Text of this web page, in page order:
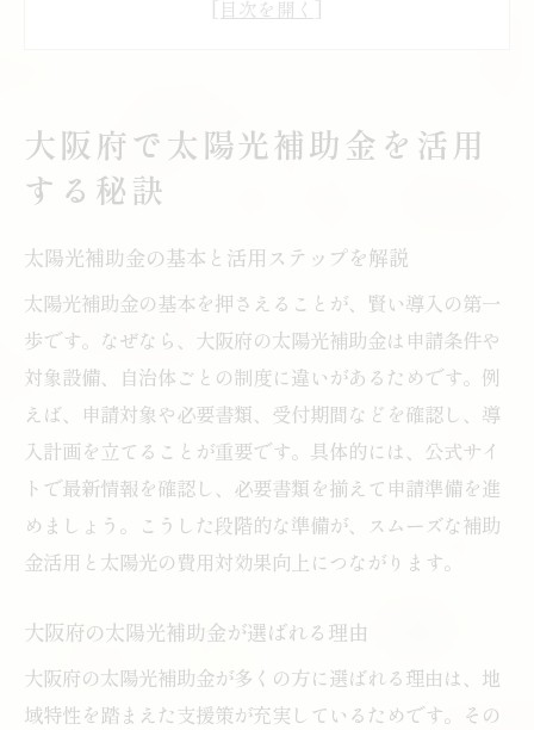
太陽光導入を考えるなら知るべき補助金情報
太陽光導入時に押さえる補助金の選択基準
大阪府の太陽光補助金の申請条件とは何か
太陽光補助金の申請手順と必要書類を整理
蓄電池補助金も活用できる最新活用法
太陽光発電と補助金の組み合わせ事例
2025年の大阪府太陽光補助金最新動向
2025年注目の太陽光補助金制度の変化点
太陽光補助金2025年の申請方法と注意点
大阪府太陽光・蓄電池補助金の見通し
太陽光補助金2025年はどうなるのか解説
省エネも叶う太陽光補助金の選び方
太陽光と省エネ家電補助金の賢い併用法
補助金選びで失敗しない太陽光導入術
大阪府で太陽光補助金を活用
する秘訣
太陽光補助金の基本と活用ステップを解説
太陽光補助金の基本を押さえることが、賢い導入の第一
歩です。なぜなら、大阪府の太陽光補助金は申請条件や
対象設備、自治体ごとの制度に違いがあるためです。例
えば、申請対象や必要書類、受付期間などを確認し、導
入計画を立てることが重要です。具体的には、公式サイ
トで最新情報を確認し、必要書類を揃えて申請準備を進
めましょう。こうした段階的な準備が、スムーズな補助
金活用と太陽光の費用対効果向上につながります。
大阪府の太陽光補助金が選ばれる理由
大阪府の太陽光補助金が多くの方に選ばれる理由は、地
域特性を踏まえた支援策が充実しているためです。その